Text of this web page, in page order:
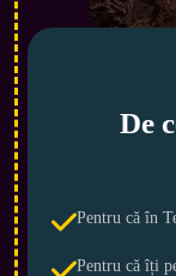
De
Pentru că în
Pentru că îți